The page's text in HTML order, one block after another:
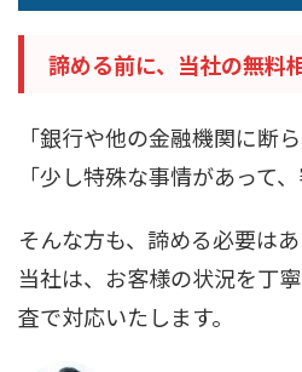
諦める前に、当社の無料
「銀行や他の金融機関に断
「少し特殊な事情があって
そんな方も、諦める必要はあ
当社は、お客様の状況を丁
査で対応いたします。